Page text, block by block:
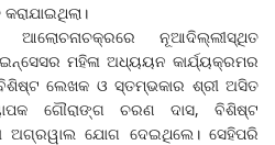
ନୂଆଦିଲ୍ଲୀସ୍ଥିତ
ମହିଳା ଅଧ୍ୟୟନ କାର୍ଯ୍ୟକ୍ରମର
ଲେଖକ ଓ ସ୍ତମ୍ଭକାର ଶ୍ରୀ ଅସିତ
ଗୌରାଙ୍ଗ ଚରଣ ଦାସ, ବିଶିଷ୍ଟ
ଅଗ୍ରୱାଲ ଯୋଗ ଦେଇଥିଲେ। ସେହିପରି